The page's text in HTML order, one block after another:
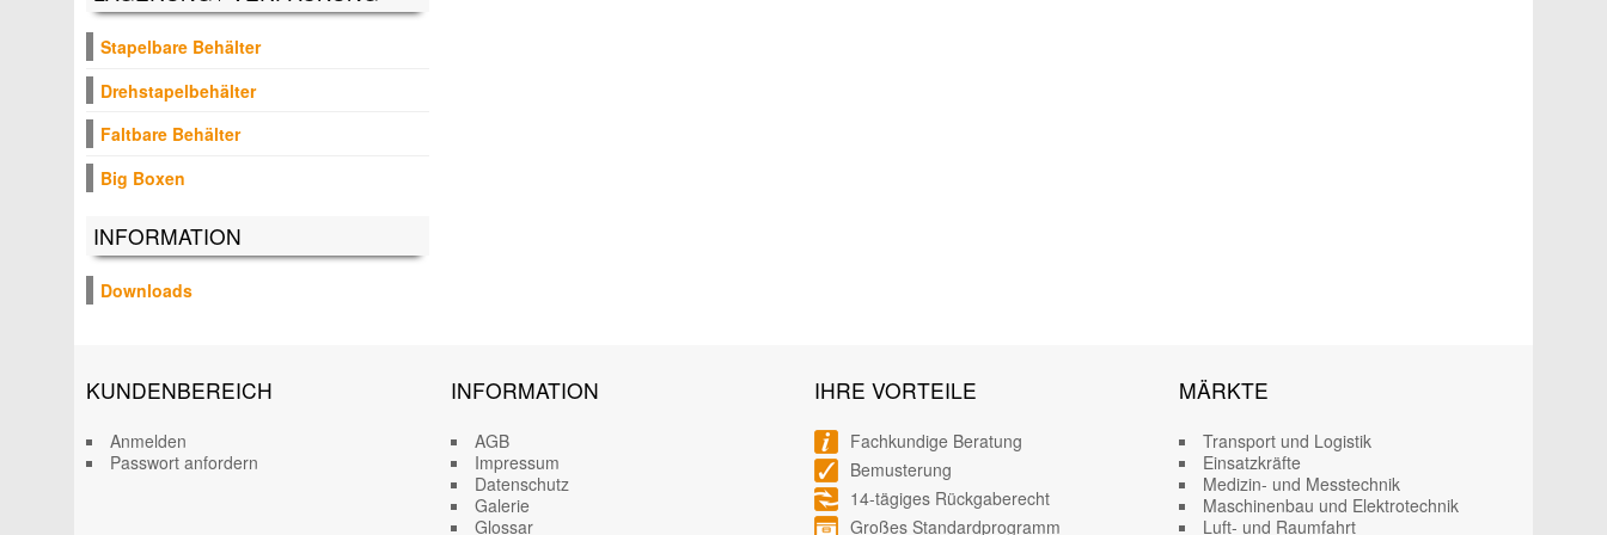
Stapelbare Behälter
Drehstapelbehälter
Faltbare Behälter
Big Boxen
INFORMATION
Downloads
KUNDENBEREICH
Anmelden
Passwort anfordern
INFORMATION
AGB
Impressum
Datenschutz
Galerie
Glossar
IHRE VORTEILE
Fachkundige Beratung
Bemusterung
14-tägiges Rückgaberecht
Großes Standardprogramm
MÄRKTE
Transport und Logistik
Einsatzkräfte
Medizin- und Messtechnik
Maschinenbau und Elektrotechnik
Luft- und Raumfahrt